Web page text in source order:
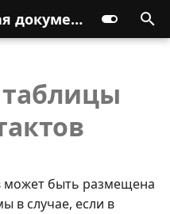
Пользовательская документация
может быть размещена
в случае, если в